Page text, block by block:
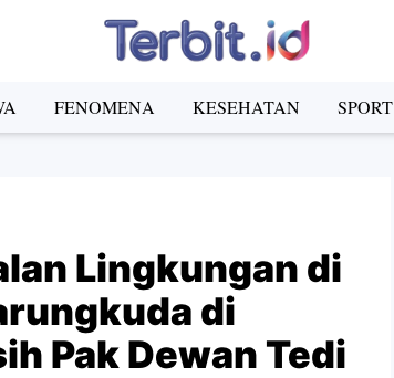
FENOMENA KESEHATAN SPORT
Lingkungan di
di
Pak Dewan Tedi